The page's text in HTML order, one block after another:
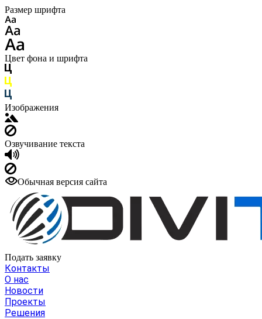
Размер шрифта
Цвет фона и шрифта
Изображения
Озвучивание текста
Обычная версия сайта
Подать заявку
Контакты
О нас
Новости
Проекты
Решения